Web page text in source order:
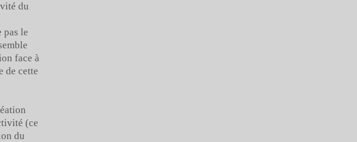
du
pas le
face à
de cette
(ce
du